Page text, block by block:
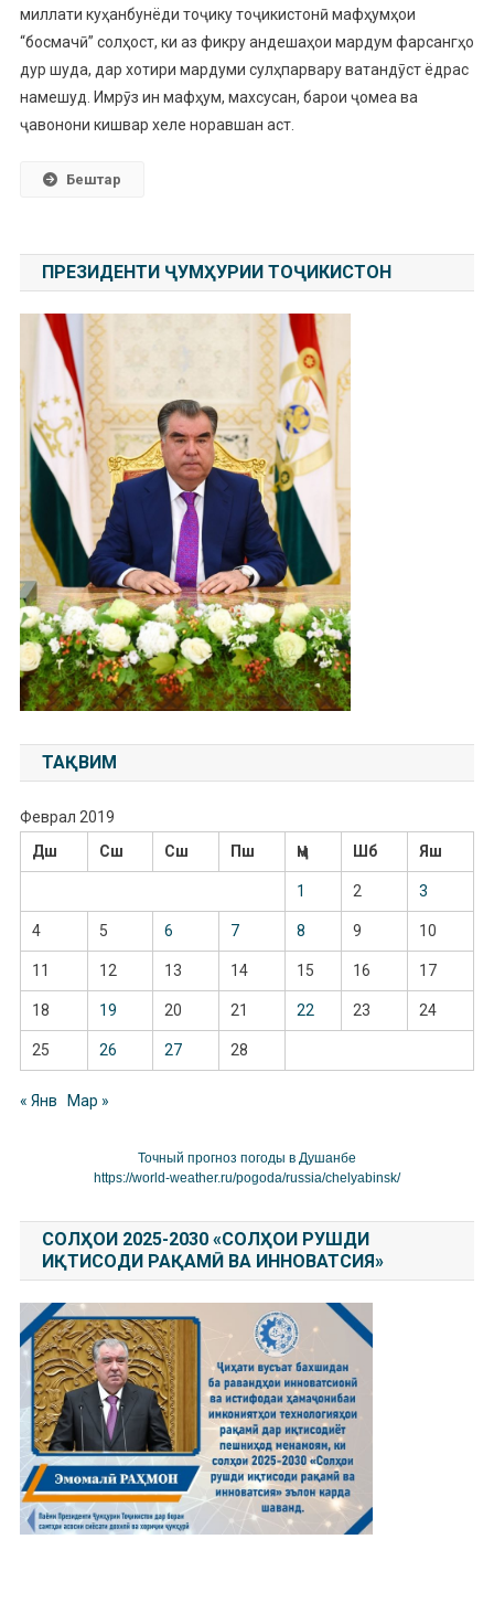
миллати куҳанбунёди тоҷику тоҷикистонӣ мафҳумҳои
“босмачӣ” солҳост, ки аз фикру андешаҳои мардум фарсангҳо
дур шуда, дар хотири мардуми сулҳпарвару ватандӯст ёдрас
намешуд. Имрӯз ин мафҳум, махсусан, барои ҷомеа ва
ҷавонони кишвар хеле норавшан аст.
Бештар
ПРЕЗИДЕНТИ ҶУМҲУРИИ ТОҶИКИСТОН
ТАҚВИМ
Феврал 2019
Дш
Сш Сш Пш Ҷм Шб Яш
1 2 3
4 5 6 7 8 9 10
11 12 13 14 15 16 17
18 19 20 21 22 23 24
25 26 27 28
« Янв Мар »
Точный прогноз погоды в Душанбе
https://world-weather.ru/pogoda/russia/chelyabinsk/
СОЛҲОИ 2025-2030 «СОЛҲОИ РУШДИ
ИҚТИСОДИ РАҚАМӢ ВА ИННОВАТСИЯ»